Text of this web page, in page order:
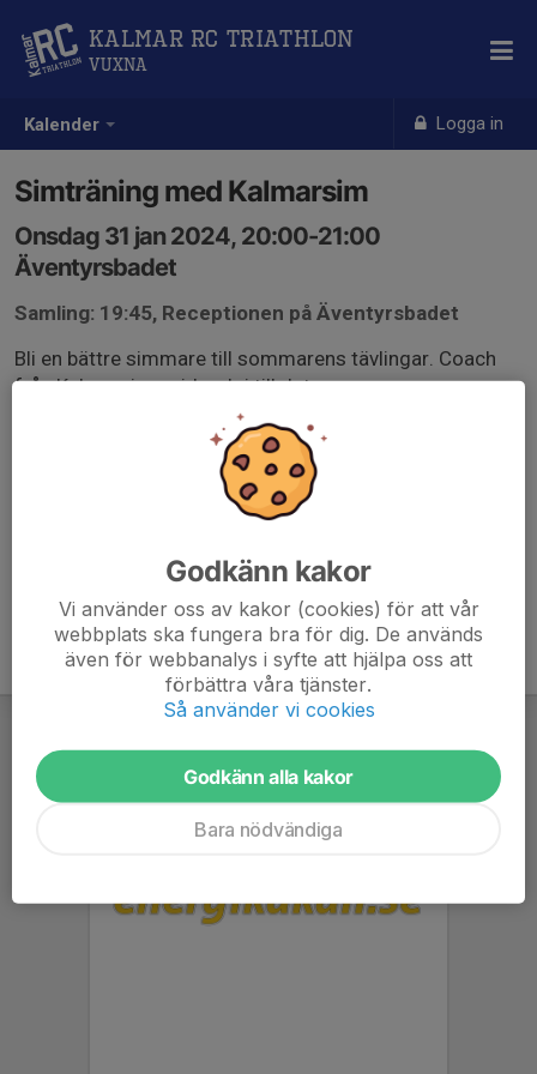
Kalender Logga in
Kalmar RC Triathlon
Vuxna
Simträning med Kalmarsim
Onsdag 31 jan 2024, 20:00-21:00
Äventyrsbadet
Samling: 19:45, Receptionen på Äventyrsbadet
Bli en bättre simmare till sommarens tävlingar. Coach
från Kalmarsim guidar dej till det.
Du bör kunna simma crawl 200m i ett svep för att kunna
Godkänn kakor
Vi använder oss av kakor (cookies) för att vår
webbplats ska fungera bra för dig. De används
även för webbanalys i syfte att hjälpa oss att
förbättra våra tjänster.
Så använder vi cookies
Godkänn alla kakor
Bara nödvändiga